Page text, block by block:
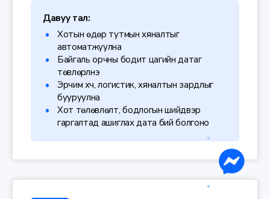
Давуу тал:
Хотын өдөр тутмын хяналтыг
автоматжуулна
Байгаль орчны бодит цагийн датаг
төвлөрүүлнэ
Эрчим хүч, логистик, хяналтын зардлыг
бууруулна
Хот төлөвлөлт, бодлогын шийдвэр
гаргалтад ашиглах дата бий болгоно